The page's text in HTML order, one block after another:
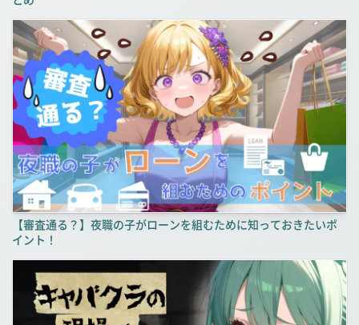
【審査通る？】夜職の子がローンを組むために知っておきたいポ
イント！